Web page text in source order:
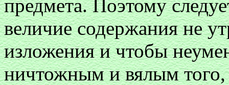
предмета. Поэтому
величие содержания не
изложения и чтобы
ничтожным и вялым